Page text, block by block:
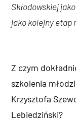
Skłodowskiej
jako kolejny etap
Z czym
szkolenia
Krzysztofa
Lebiedziński?